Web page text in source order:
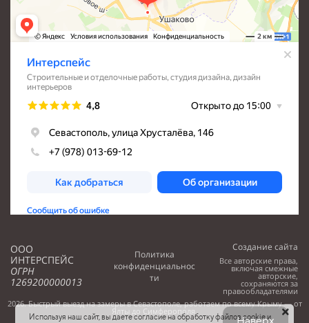
ООО
ИНТЕРСПЕЙС
ОГРН
1269200000013
Политика
конфиденциальнос
ти
Создание сайта
Все авторские права,
включая смежные
авторские,
сохраняются за
правообладателями
2026. Быстрый выезд на замеры в Севастополе, работаем по всему Крыму — от
Ялты до Симферополя.
Используя наш сайт, вы даете согласие на обработку файлов cookie и